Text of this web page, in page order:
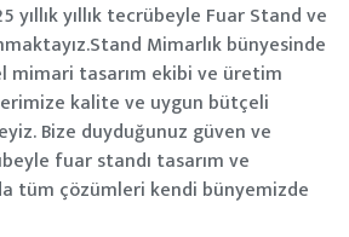
yıllık yıllık tecrübeyle Fuar Stand ve
Mimarlık bünyesinde
mimari tasarım ekibi ve üretim
kalite ve uygun bütçeli
Bize duyduğunuz güven ve
fuar standı tasarım ve
tüm çözümleri kendi bünyemizde